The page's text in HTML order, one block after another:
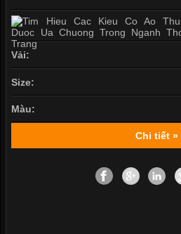
Vải:
Size:
Màu:
Chi tiết »